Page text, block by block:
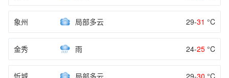
象州 局部多云 29-31 °C
金秀 雨 24-25 °C
忻城 局部多云 29-30 °C